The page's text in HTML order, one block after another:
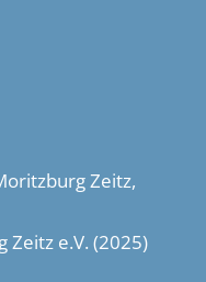
Zeitz,
Zeitz e.V. (2025)